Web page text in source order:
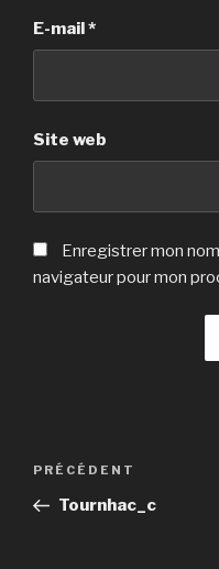
E-mail*
Site web
Enregistrer mon
navigateur pour mon
Navigation
l’article
Article
précédent
PRÉCÉDENT
Tournhac_c